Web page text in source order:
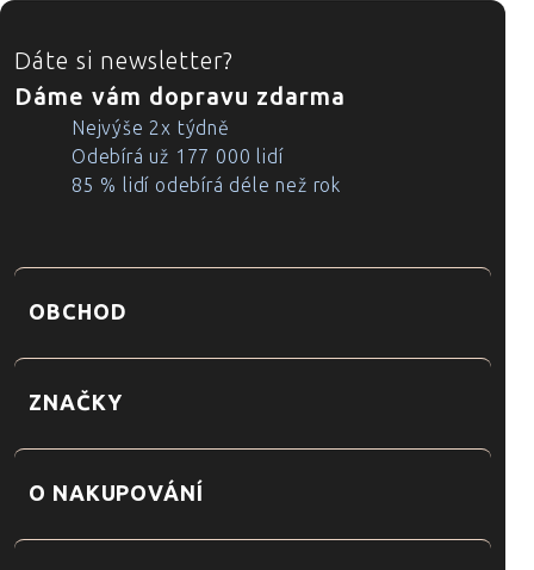
ZÁPATÍ
Dáte si newsletter?
Dáme vám dopravu zdarma
Nejvýše 2x týdně
Odebírá už 177 000 lidí
85 % lidí odebírá déle než rok
OBCHOD
ZNAČKY
O NAKUPOVÁNÍ